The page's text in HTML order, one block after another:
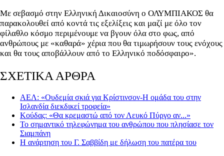
Με σεβασμό στην Ελληνική Δικαιοσύνη ο ΟΛΥΜΠΙΑΚΟΣ θα
παρακολουθεί από κοντά τις εξελίξεις και μαζί με όλο τον
φίλαθλο κόσμο περιμένουμε να βγουν όλα στο φως, από
ανθρώπους με «καθαρά» χέρια που θα τιμωρήσουν τους ενόχους
και θα τους αποβάλλουν από το Ελληνικό ποδόσφαιρο».
ΣΧΕΤΙΚΑ ΑΡΘΡΑ
ΑΕΛ: «Ουδεμία σκιά για Κρίστινσον-Η ομάδα του στην
Ισλανδία διεκδικεί τροφεία»
Κούδας: «Θα κρεμαστώ από τον Λευκό Πύργο αν...»
Το σημαντικό τηλεφώνημα του ανθρώπου που πλησίασε τον
Σιαμπάνη
Η ανάρτηση του Γ. Σαββίδη με δήλωση του πατέρα του